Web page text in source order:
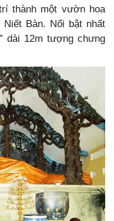
thành một vườn hoa
Bàn. Nổi bật nhất
dài 12m tượng chưng